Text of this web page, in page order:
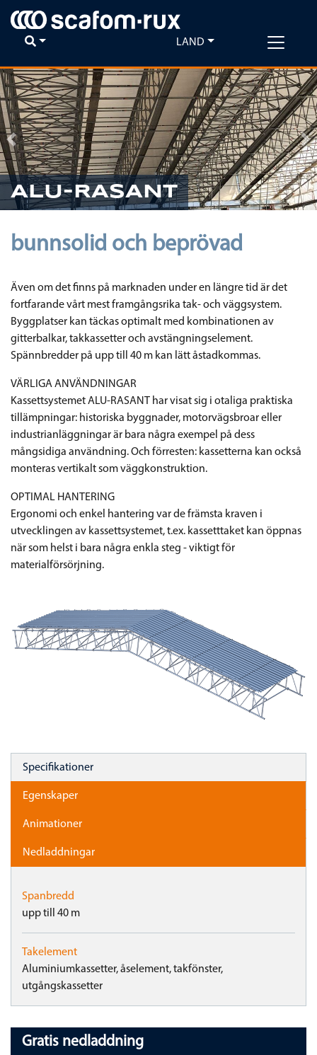
LAND
Previous
ALU-RASANT
bunnsolid och beprövad
Även om det finns på marknaden under en längre tid är det
fortfarande vårt mest framgångsrika tak- och väggsystem.
Byggplatser kan täckas optimalt med kombinationen av
gitterbalkar, takkassetter och avstängningselement.
Spännbredder på upp till 40 m kan lätt åstadkommas.
VÄRLIGA ANVÄNDNINGAR
Kassettsystemet ALU-RASANT har visat sig i otaliga praktiska
tillämpningar: historiska byggnader, motorvägsbroar eller
industrianläggningar är bara några exempel på dess
mångsidiga användning. Och förresten: kassetterna kan också
monteras vertikalt som väggkonstruktion.
OPTIMAL HANTERING
Ergonomi och enkel hantering var de främsta kraven i
utvecklingen av kassettsystemet, t.ex. kassetttaket kan öppnas
när som helst i bara några enkla steg - viktigt för
materialförsörjning.
Specifikationer
Egenskaper
Animationer
Nedladdningar
Spanbredd
upp till 40 m
Takelement
Aluminiumkassetter, åselement, takfönster,
utgångskassetter
Gratis nedladdning